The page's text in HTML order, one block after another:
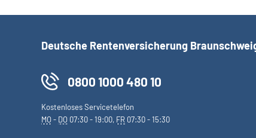
Deutsche Rentenversicherung
0800 1000 480 10
Kostenloses Servicetelefon
MO- DO 07:30 - 19:00, FR 07:30 - 15:30